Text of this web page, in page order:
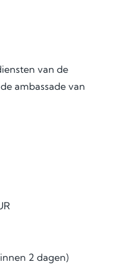
van de
ambassade van
2 dagen)